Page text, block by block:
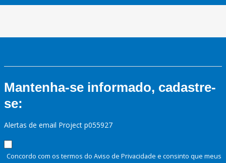
Mantenha-se informado, cadastre-
se:
Alertas de email Project p055927
Concordo com os termos do Aviso de Privacidade e consinto que meus